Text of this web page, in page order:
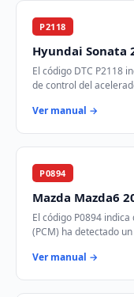
P2118
Hyundai Sonata
El código DTC P2118
de control del
Ver manual →
P0894
Mazda Mazda6
El código P0894
(PCM) ha detectado
Ver manual →